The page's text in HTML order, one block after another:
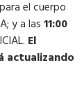
el cuerpo
y a las11:00
El
actualizando